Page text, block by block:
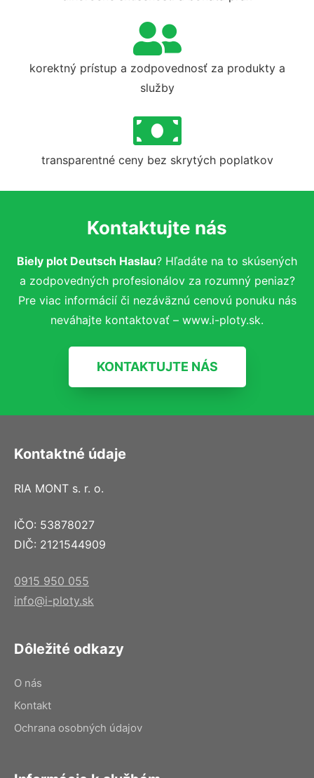
korektný prístup a zodpovednosť za produkty a
služby
transparentné ceny bez skrytých poplatkov
Kontaktujte nás
Biely plot Deutsch Haslau? Hľadáte na to skúsených
a zodpovedných profesionálov za rozumný peniaz?
Pre viac informácií či nezáväznú cenovú ponuku nás
neváhajte kontaktovať – www.i-ploty.sk.
KONTAKTUJTE NÁS
Kontaktné údaje
RIA MONT s. r. o.
IČO: 53878027
DIČ: 2121544909
0915 950 055
info@i-ploty.sk
Dôležité odkazy
O nás
Kontakt
Ochrana osobných údajov